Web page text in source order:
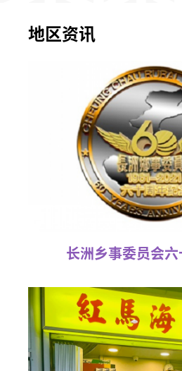
地区资讯
长洲乡事委员会